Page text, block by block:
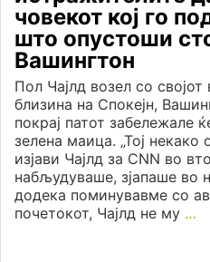
човекот кој го
што опустоши
Вашингтон
Пол Чајлд возел со
близина на Спокејн,
покрај патот забележале
зелена маица. „Тој
изјави Чајлд за CNN во
набљудуваше, зјапаше во
додека поминувавме со
почетокот, Чајлд не му …